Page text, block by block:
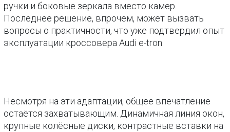
ручки и боковые зеркала вместо камер.
Последнее решение, впрочем, может вызвать
вопросы о практичности, что уже подтвердил опыт
эксплуатации кроссовера Audi e-tron.
Несмотря на эти адаптации, общее впечатление
остаётся захватывающим. Динамичная линия окон,
крупные колёсные диски, контрастные вставки на